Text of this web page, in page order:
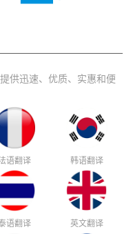
供迅速、优质、实惠和便
语翻译 韩语翻译
语翻译 英文翻译